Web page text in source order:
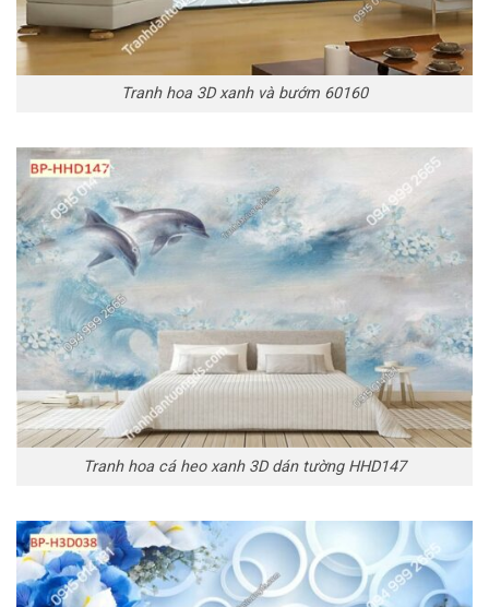
Tranh hoa 3D xanh và bướm 60160
Tranh hoa cá heo xanh 3D dán tường HHD147